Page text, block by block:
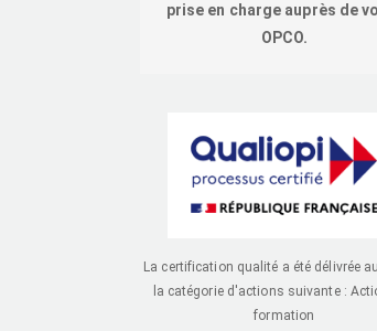
prise en charge auprès de
OPCO.
La certification qualité a été délivrée
la catégorie d'actions suivante :
formation